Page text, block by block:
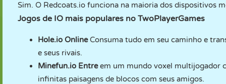
Sim. O Redcoats.io funciona na maioria dos dispositivos
Jogos de IO mais populares no TwoPlayerGames
Hole.io OnlineConsuma tudo em seu caminho e
e seus rivais.
Minefun.io Entreem um mundo voxel multijogador
infinitas paisagens de blocos com seus amigos.